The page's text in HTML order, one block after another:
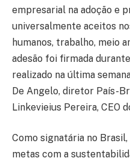
empresarial na adoção e
universalmente aceitos
humanos, trabalho, meio
adesão foi firmada
realizado na última
De Angelo, diretor País-
Linkevieius Pereira, CEO
Como signatária no
metas com a